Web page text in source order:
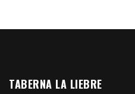
TABERNA LA LIEBRE